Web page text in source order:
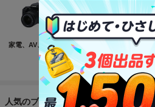
家電、AV、カメラ コンピュータ お
もっと見る
人気のブランド